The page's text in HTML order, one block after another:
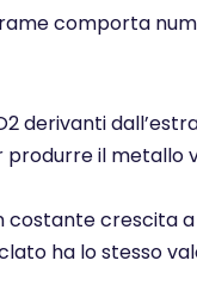
comporta
derivanti
il metallo
costante crescita
ha lo stesso